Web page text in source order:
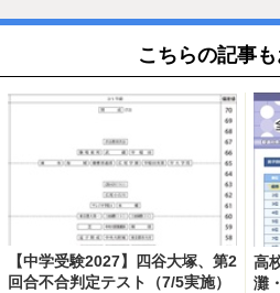
こちらの記事
【中学受験2027】四谷大塚、第2
回合不合判定テスト（7/5実施）
高
灘